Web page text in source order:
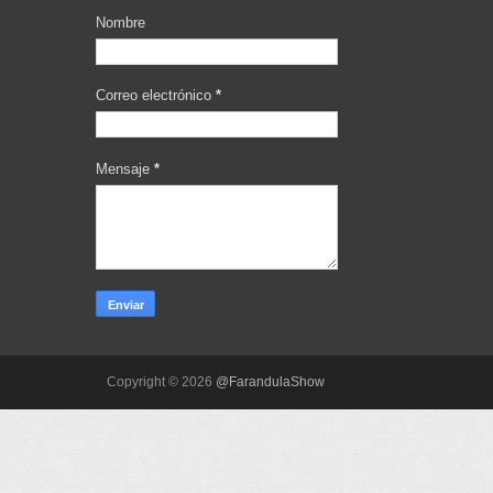
Nombre
Correo electrónico *
Mensaje *
Copyright © 2026 @FarandulaShow